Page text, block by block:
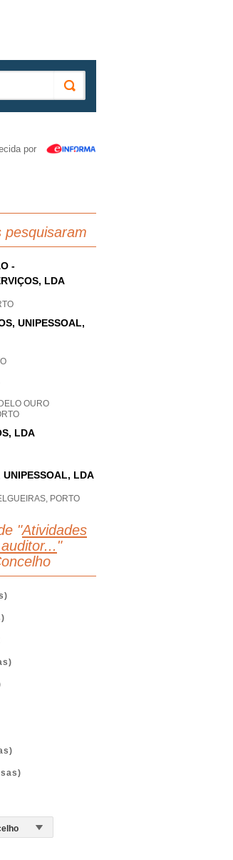
por
pesquisaram
-
LDA
UNIPESSOAL,
OURO
LDA
UNIPESSOAL, LDA
PORTO
"Atividades
"